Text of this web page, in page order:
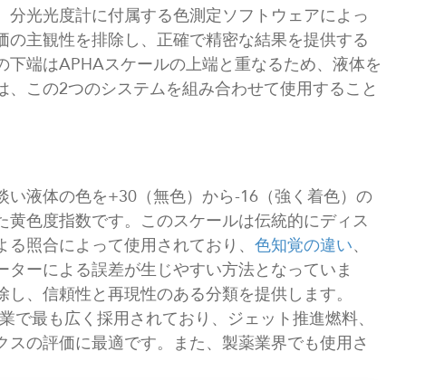
光光度計に付属する色測定ソフトウェアによっ
主観性を排除し、正確で精密な結果を提供する
下端はAPHAスケールの上端と重なるため、液体を
この2つのシステムを組み合わせて使用すること
い液体の色を+30（無色）から-16（強く着色）の
色度指数です。このスケールは伝統的にディス
照合によって使用されており、 色知覚の違い、
ターによる誤差が生じやすい方法となっていま
、信頼性と再現性のある分類を提供します。
で最も広く採用されており、ジェット推進燃料、
の評価に最適です。また、製薬業界でも使用さ